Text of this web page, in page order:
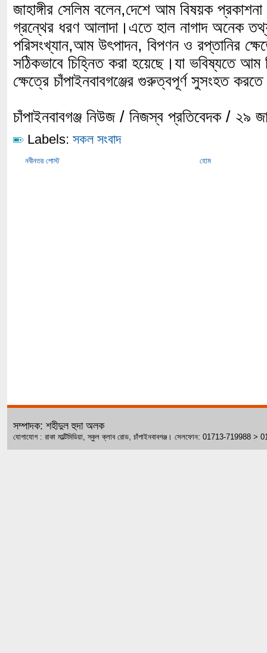
জাহাঙ্গীর সেলিম বলেন,দেশে আম বিষয়ক
গ্রন্থের ধরণ আলাদা।এতে হাল নাগাদ অনেক
পরিসংখ্যান,আম উৎপাদন, বিপণন ও রপ্তানির
সঠিকভাবে চিহ্নিত করা হয়েছে।যা ভবিষ্যতে আম
ক্ষেত্রে চাঁপাইনবাবগঞ্জের গুরুত্বপূর্ণ সুসংহত
চাঁপাইনবাবগঞ্জ নিউজ / নিজস্ব প্রতিবেদক / ২৯
Labels: সকল সংবাদ
নবীনতর পোস্ট হোম
সম্পাদক: শহীদুল হুদা অলক
যোগাযোগ : রাকা মাল্টিমিডিয়া, স্কুল ক্লাব রোড, চাঁপাইনবাবগঞ্জ। সেলফোন: 01713-